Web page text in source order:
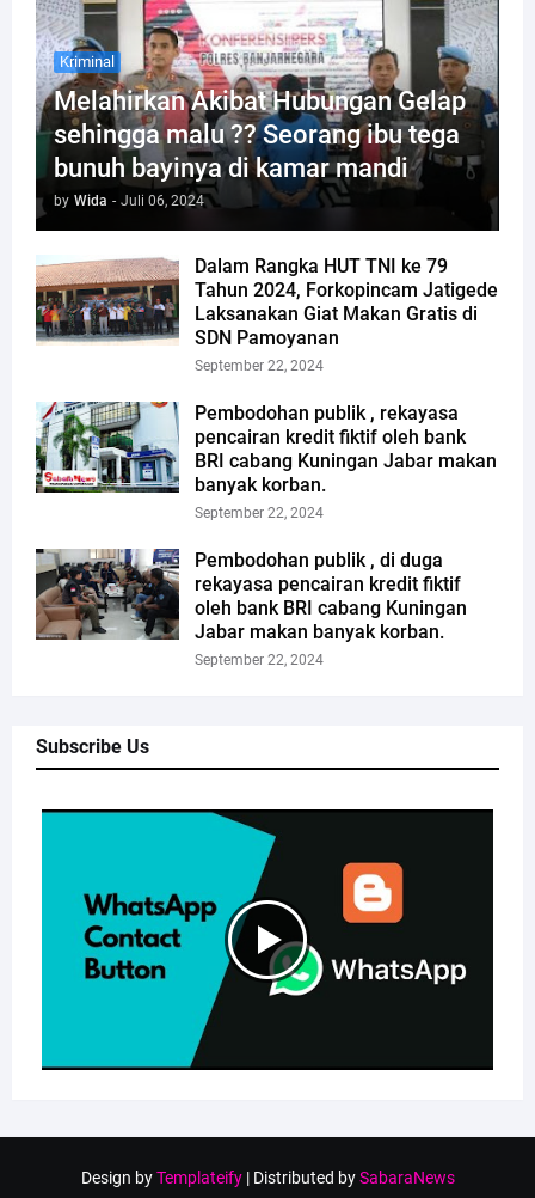
Kriminal
Melahirkan Akibat Hubungan Gelap
sehingga malu ?? Seorang ibu tega
bunuh bayinya di kamar mandi
by Wida - Juli 06, 2024
Dalam Rangka HUT TNI ke 79
Tahun 2024, Forkopincam Jatigede
Laksanakan Giat Makan Gratis di
SDN Pamoyanan
September 22, 2024
Pembodohan publik , rekayasa
pencairan kredit fiktif oleh bank
BRI cabang Kuningan Jabar makan
banyak korban.
September 22, 2024
Pembodohan publik , di duga
rekayasa pencairan kredit fiktif
oleh bank BRI cabang Kuningan
Jabar makan banyak korban.
September 22, 2024
Subscribe Us
Design byTemplateify| Distributed bySabaraNews